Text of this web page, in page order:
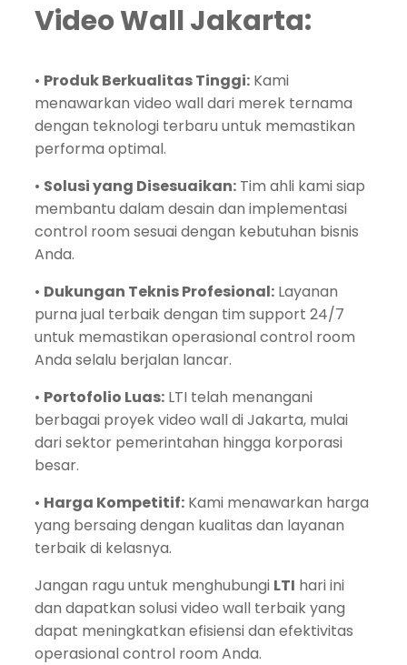
Video Wall Jakarta:
• Produk Berkualitas Tinggi: Kami
menawarkan video wall dari merek ternama
dengan teknologi terbaru untuk memastikan
performa optimal.
• Solusi yang Disesuaikan: Tim ahli kami siap
membantu dalam desain dan implementasi
control room sesuai dengan kebutuhan bisnis
Anda.
• Dukungan Teknis Profesional: Layanan
purna jual terbaik dengan tim support 24/7
untuk memastikan operasional control room
Anda selalu berjalan lancar.
• Portofolio Luas: LTI telah menangani
berbagai proyek video wall di Jakarta, mulai
dari sektor pemerintahan hingga korporasi
besar.
• Harga Kompetitif: Kami menawarkan harga
yang bersaing dengan kualitas dan layanan
terbaik di kelasnya.
Jangan ragu untuk menghubungi LTI hari ini
dan dapatkan solusi video wall terbaik yang
dapat meningkatkan efisiensi dan efektivitas
operasional control room Anda.